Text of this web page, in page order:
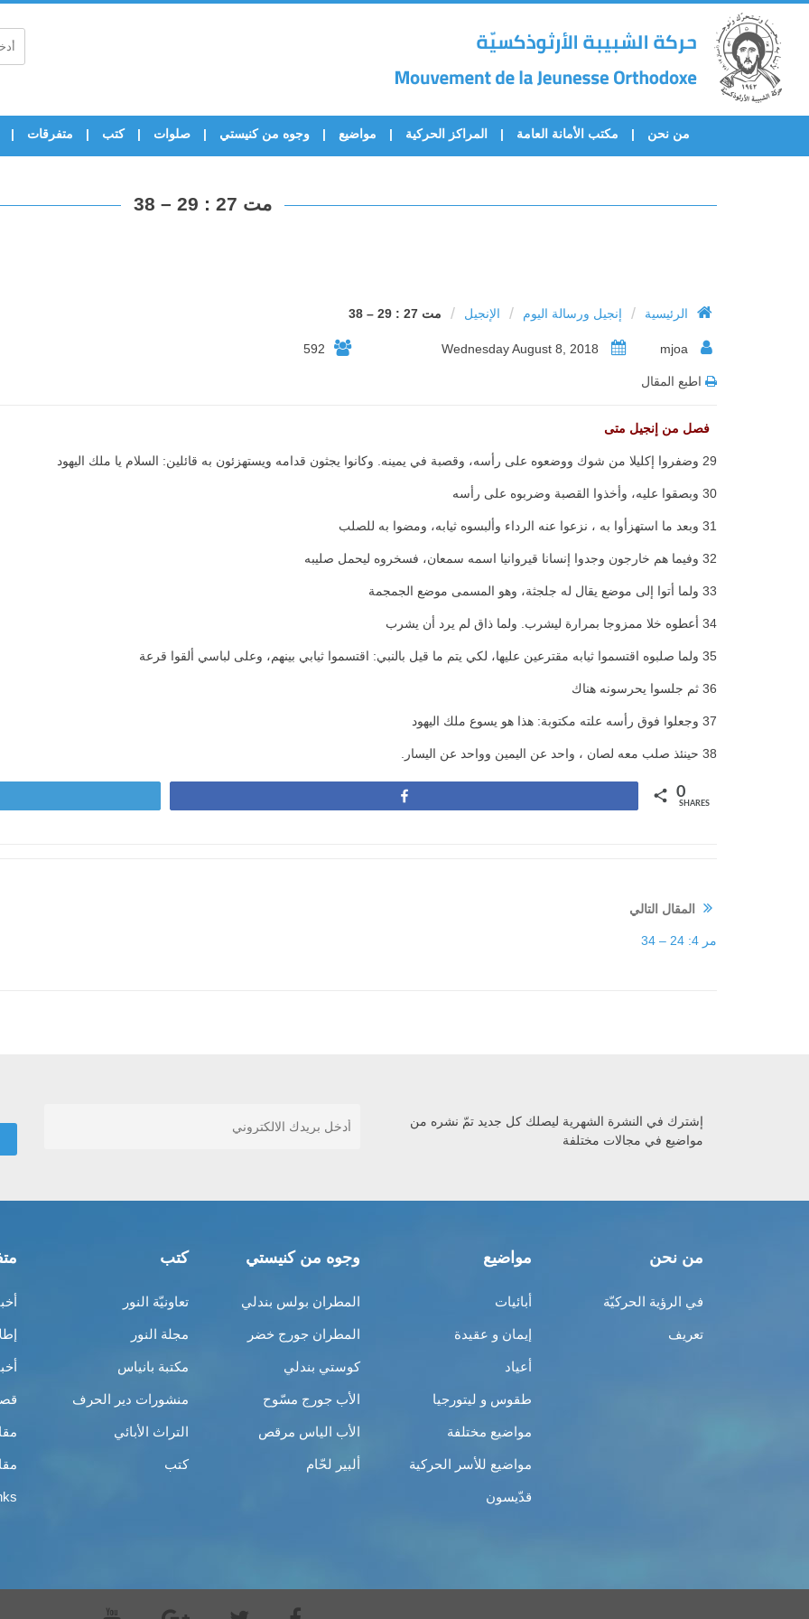
من نحن مكتب الأمانة العامة المراكز الحركية مواضيع وجوه من كنيستي صلوات كتب متفرقات
مت 27 : 29 – 38
الرئيسية / إنجيل ورسالة اليوم / الإنجيل / مت 27 : 29 – 38
592
اطبع المقال
فصل من إنجيل متى
29 وضفروا إكليلا من شوك ووضعوه على رأسه، وقصبة في يمينه. وكانوا يجثون قدامه ويستهزئون به قائلين: السلام يا ملك اليهود
30 وبصقوا عليه، وأخذوا القصبة وضربوه على رأسه
31 وبعد ما استهزأوا به ، نزعوا عنه الرداء وألبسوه ثيابه، ومضوا به للصلب
32 وفيما هم خارجون وجدوا إنسانا قيروانيا اسمه سمعان، فسخروه ليحمل صليبه
33 ولما أتوا إلى موضع يقال له جلجثة، وهو المسمى موضع الجمجمة
34 أعطوه خلا ممزوجا بمرارة ليشرب. ولما ذاق لم يرد أن يشرب
35 ولما صلبوه اقتسموا ثيابه مقترعين عليها، لكي يتم ما قيل بالنبي: اقتسموا ثيابي بينهم، وعلى لباسي ألقوا قرعة
36 ثم جلسوا يحرسونه هناك
37 وجعلوا فوق رأسه علته مكتوبة: هذا هو يسوع ملك اليهود
38 حينئذ صلب معه لصان ، واحد عن اليمين وواحد عن اليسار.
0
SHARES
المقال التالي
مر 4: 24 – 34
إشترك في النشرة الشهرية ليصلك كل جديد تمّ نشره من
مواضيع في مجالات مختلفة
من نحن
في الرؤية الحركيّة
تعريف
مواضيع
أبائيات
إيمان و عقيدة
أعياد
طقوس و ليتورجيا
مواضيع مختلفة
مواضيع للأسر الحركية
قدّيسون
وجوه من كنيستي
المطران بولس بندلي
المطران جورج خضر
كوستي بندلي
الأب جورج مسّوح
الأب الياس مرقص
ألبير لحّام
كتب
تعاونيّة النور
مجلة النور
مكتبة بانياس
منشورات دير الحرف
التراث الأبائي
كتب